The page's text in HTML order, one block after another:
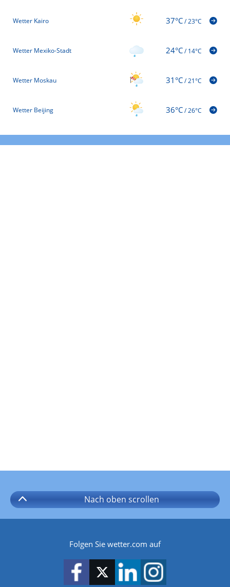
Wetter Kairo 37°C/23°C
Wetter Mexiko-Stadt 24°C/14°C
Wetter Moskau 31°C/21°C
Wetter Beijing 36°C/26°C
Nach oben scrollen
Folgen Sie wetter.com auf